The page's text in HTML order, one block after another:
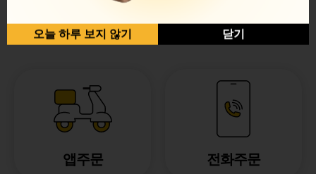
앱주문 전화주문
오늘 하루 보지 않기 닫기